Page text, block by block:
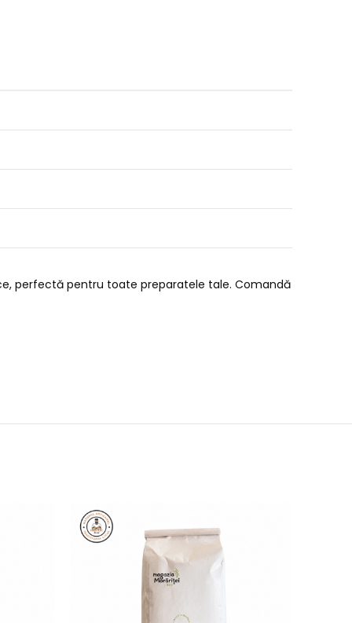
perfectă pentru toate preparatele tale. Comandă